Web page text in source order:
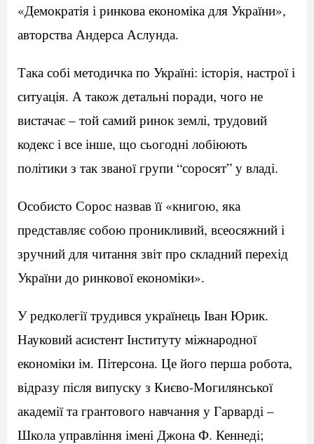
«Демократія і ринкова економіка для України»,
авторства Андерса Аслунда.
Така собі методичка по Україні: історія, настрої і
ситуація. А також детальні поради, чого не
вистачає – той самий ринок землі, трудовий
кодекс і все інше, що сьогодні лобіюють
політики з так званої групи “соросят” у владі.
Особисто Сорос назвав її «книгою, яка
представляє собою проникливий, всеосяжний і
зручний для читання звіт про складний перехід
України до ринкової економіки».
У редколегії трудився українець Іван Юрик.
Науковий асистент Інституту міжнародної
економіки ім. Пітерсона. Це його перша робота,
відразу після випуску з Києво-Могилянської
академії та грантового навчання у Гарварді –
Школа управління імені Джона Ф. Кеннеді;